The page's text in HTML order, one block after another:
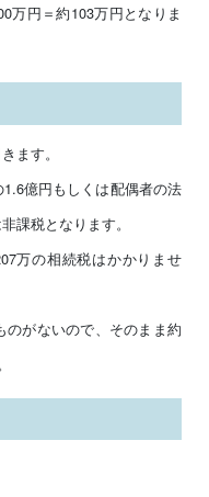
万円＝約103万円となりま
ます。
億円もしくは配偶者の法
課税となります。
万の相続税はかかりませ
がないので、そのまま約